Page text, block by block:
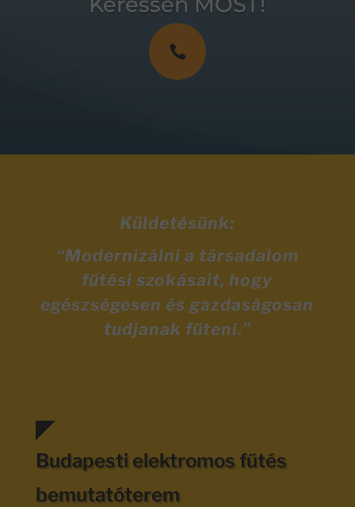

Küldetésünk:
“Modernizálni a társadalom
fűtési szokásait, hogy
egészségesen és gazdaságosan
tudjanak fűteni.”
Budapesti elektromos fűtés
bemutatóterem